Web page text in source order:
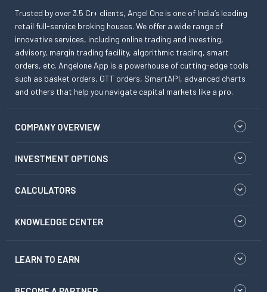
Trusted by over 3.5 Cr+ clients, Angel One is one of India’s leading
retail full-service broking houses. We offer a wide range of
innovative services, including online trading and investing,
advisory, margin trading facility, algorithmic trading, smart
orders, etc. Angelone App is a powerhouse of cutting-edge tools
such as basket orders, GTT orders, SmartAPI, advanced charts
and others that help you navigate capital markets like a pro.
COMPANY OVERVIEW
INVESTMENT OPTIONS
CALCULATORS
KNOWLEDGE CENTER
LEARN TO EARN